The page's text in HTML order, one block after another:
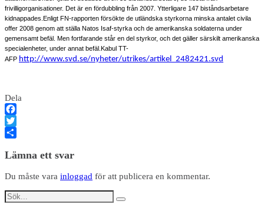
frivilligorganisationer. Det är en fördubbling från 2007. Ytterligare 147 biståndsarbetare
kidnappades. Enligt FN-rapporten försökte de utländska styrkorna minska antalet civila
offer 2008 genom att ställa Natos Isaf-styrka och de amerikanska soldaterna under
gemensamt befäl. Men fortfarande står en del styrkor, och det gäller särskilt amerikanska
specialenheter, under annat befäl. Kabul TT-
AFP http://www.svd.se/nyheter/utrikes/artikel_2482421.svd
Dela
Facebook
Twitter
Lämna ett svar
Du måste vara inloggad för att publicera en kommentar.